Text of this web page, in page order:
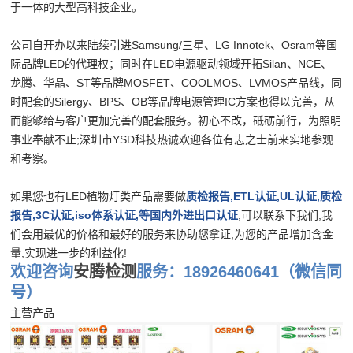
于一体的大型高科技企业。
公司自开办以来陆续引进Samsung/三星、LG Innotek、Osram等国
际品牌LED的代理权；同时在LED电源驱动领域开拓Silan、NCE、
龙腾、华晶、ST等品牌MOSFET、COOLMOS、LVMOS产品线，同
时配套的Silergy、BPS、OB等品牌电源管理IC方案也得以完善，从
而能够给与客户更加完善的配套服务。初心不改，砥砺前行，为照明
事业奉献不止;深圳市YSD科技热诚欢迎各位有志之士前来实地参观
和考察。
如果您也有LED植物灯类产品需要做质检报告,ETL认证,UL认证,质检
报告,3C认证,iso体系认证,等国内外进出口认证 ,可以联系下我们,我
们会用最优的价格和最好的服务来协助您拿证,为您的产品增加含金
量,实现进一步的利益化!
欢迎咨询安腾检测服务：18926460641（微信同
号）
主营产品